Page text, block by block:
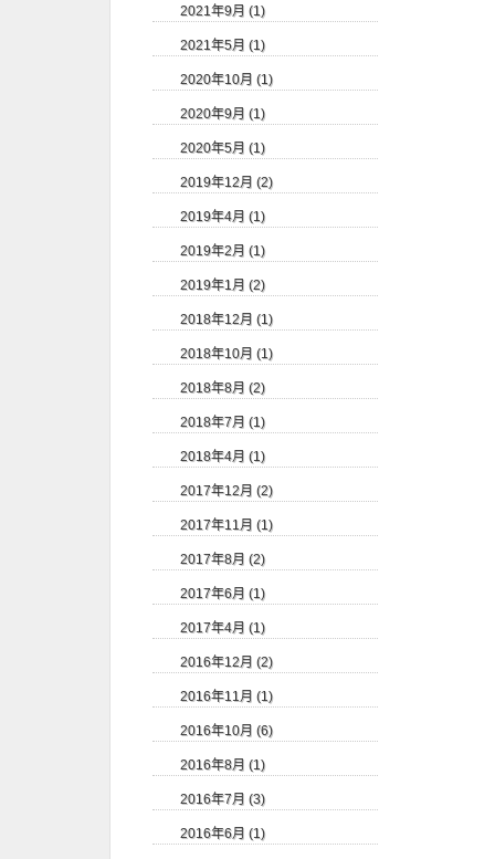
2021年9月 (1)
2021年5月 (1)
2020年10月 (1)
2020年9月 (1)
2020年5月 (1)
2019年12月 (2)
2019年4月 (1)
2019年2月 (1)
2019年1月 (2)
2018年12月 (1)
2018年10月 (1)
2018年8月 (2)
2018年7月 (1)
2018年4月 (1)
2017年12月 (2)
2017年11月 (1)
2017年8月 (2)
2017年6月 (1)
2017年4月 (1)
2016年12月 (2)
2016年11月 (1)
2016年10月 (6)
2016年8月 (1)
2016年7月 (3)
2016年6月 (1)